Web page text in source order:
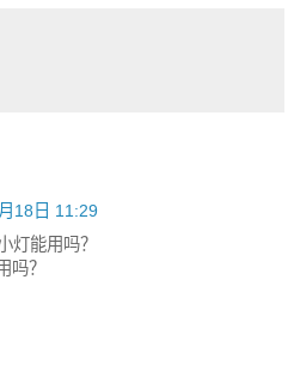
18日 11:29
灯能用吗？
吗？